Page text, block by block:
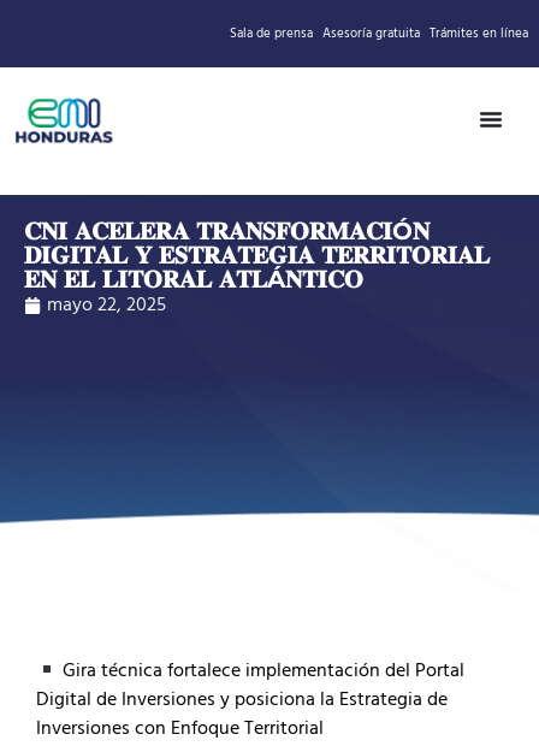
Sala de prensa Asesoría gratuita Trámites en línea
𝐂𝐍𝐈 𝐀𝐂𝐄𝐋𝐄𝐑𝐀 𝐓𝐑𝐀𝐍𝐒𝐅𝐎𝐑𝐌𝐀𝐂𝐈Ó𝐍
𝐃𝐈𝐆𝐈𝐓𝐀𝐋 𝐘 𝐄𝐒𝐓𝐑𝐀𝐓𝐄𝐆𝐈𝐀 𝐓𝐄𝐑𝐑𝐈𝐓𝐎𝐑𝐈𝐀𝐋
𝐄𝐍 𝐄𝐋 𝐋𝐈𝐓𝐎𝐑𝐀𝐋 𝐀𝐓𝐋Á𝐍𝐓𝐈𝐂𝐎
mayo 22, 2025
Gira técnica fortalece implementación del Portal
Digital de Inversiones y posiciona la Estrategia de
Inversiones con Enfoque Territorial